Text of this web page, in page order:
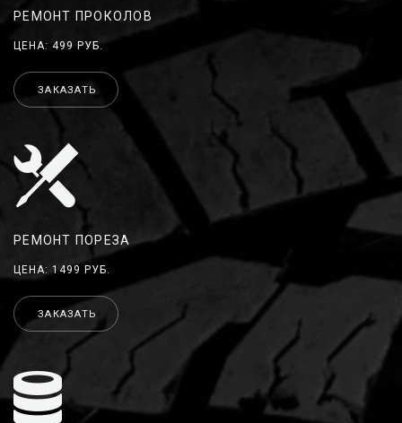
РЕМОНТ ПРОКОЛОВ
ЦЕНА: 499 РУБ.
ЗАКАЗАТЬ
РЕМОНТ ПОРЕЗА
ЦЕНА: 1499 РУБ.
ЗАКАЗАТЬ